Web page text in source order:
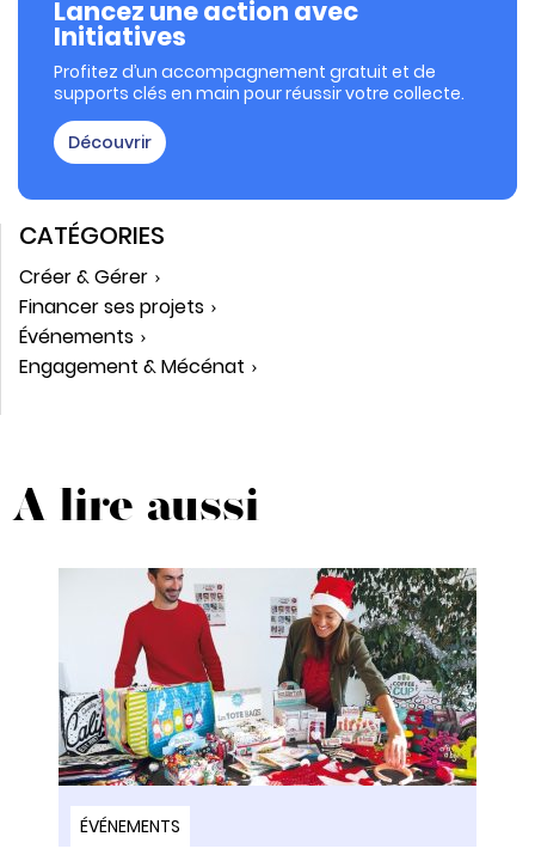
Lancez une action avec
Initiatives
Profitez d’un accompagnement gratuit et de
supports clés en main pour réussir votre collecte.
Découvrir
CATÉGORIES
Créer & Gérer
Financer ses projets
Événements
Engagement & Mécénat
A lire aussi
ÉVÉNEMENTS